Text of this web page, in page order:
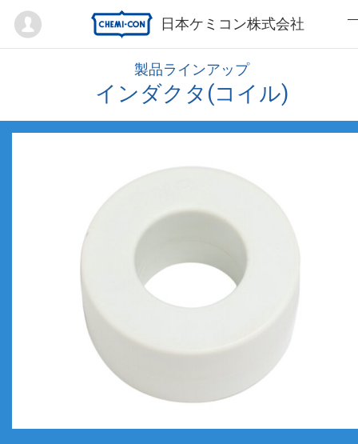
日本ケミコン株式会社
Mypage
製品ラインアップ
インダクタ(コイル)